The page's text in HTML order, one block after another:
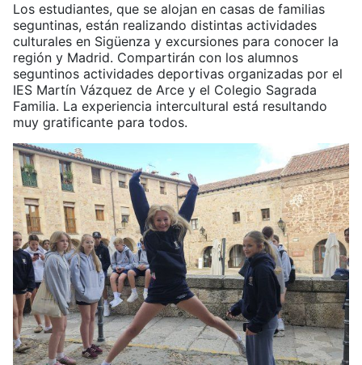
Los estudiantes, que se alojan en casas de familias
seguntinas, están realizando distintas actividades
culturales en Sigüenza y excursiones para conocer la
región y Madrid. Compartirán con los alumnos
seguntinos actividades deportivas organizadas por el
IES Martín Vázquez de Arce y el Colegio Sagrada
Familia. La experiencia intercultural está resultando
muy gratificante para todos.